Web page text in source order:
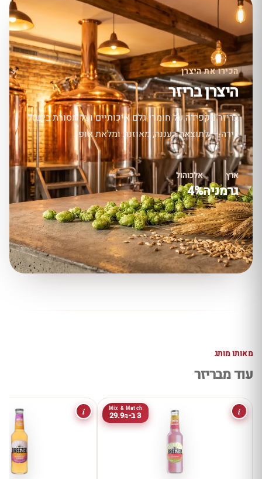
הכירו את היצרן
היצרן בריזר
בריזר מקפידה על חומרי גלם איכותיים ועל מסורת בישול
בירה — לתוצאה רעננה, מאוזנת ומלאת אופי.
ארץ
גרמניה
אלכוהול
4%
מאותו מותג
עוד מבריזר
Mix & Match
3 ב-29.9₪ i
i